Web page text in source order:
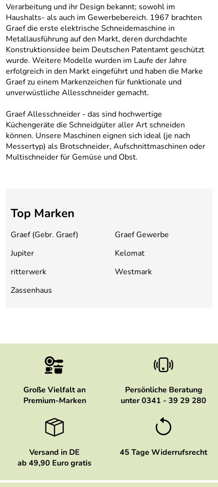
Verarbeitung und ihr Design bekannt; sowohl im
Haushalts- als auch im Gewerbebereich. 1967 brachten
Graef die erste elektrische Schneidemaschine in
Metallausführung auf den Markt, deren durchdachte
Konstruktionsidee beim Deutschen Patentamt geschützt
wurde. Weitere Modelle wurden im Laufe der Jahre
erfolgreich in den Markt eingeführt und haben die Marke
Graef zu einem Markenzeichen für funktionale und
unverwüstliche Allesschneider gemacht.
Graef Allesschneider - das sind hochwertige
Küchengeräte die Schneidgüter aller Art schneiden
können. Unsere Maschinen eignen sich ideal (je nach
Messertyp) als Brotschneider, Aufschnittmaschinen oder
Multischneider für Gemüse und Obst.
Top Marken
Graef (Gebr. Graef)
Graef Gewerbe
Jupiter
Kelomat
ritterwerk
Westmark
Zassenhaus
Große Vielfalt an
Premium-Marken
Persönliche Beratung
unter 0341 - 39 29 280
Versand in DE
ab 49,90 Euro gratis
45 Tage Widerrufsrecht